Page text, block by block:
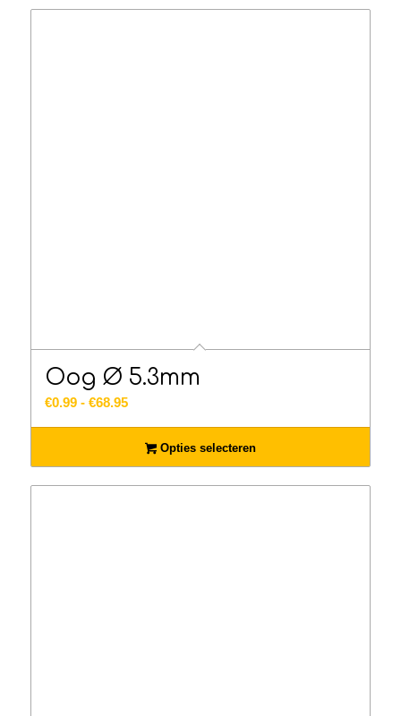
Oog Ø 5.3mm
€0.99 - €68.95Prijsklasse:
€68.95
Opties selecteren